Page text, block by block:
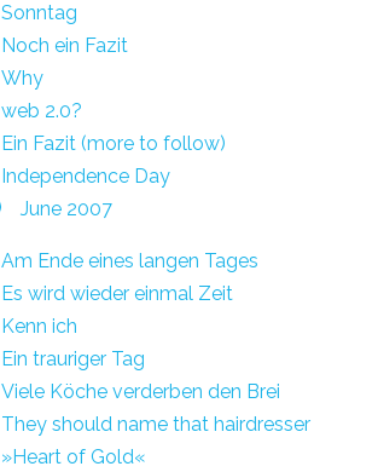
Sonntag
Noch ein Fazit
Why
web 2.0?
Ein Fazit (more to follow)
Independence Day
June 2007
Am Ende eines langen Tages
Es wird wieder einmal Zeit
Kenn ich
Ein trauriger Tag
Viele Köche verderben den Brei
They should name that hairdresser
»Heart of Gold«